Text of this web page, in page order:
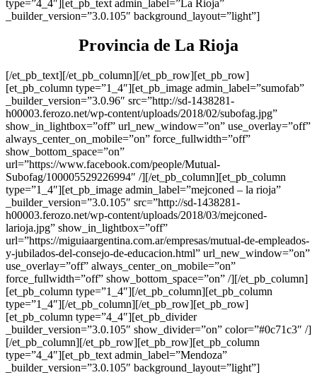
type=”4_4″][et_pb_text admin_label=”La Rioja”
_builder_version=”3.0.105″ background_layout=”light”]
Provincia de La Rioja
[/et_pb_text][/et_pb_column][/et_pb_row][et_pb_row]
[et_pb_column type=”1_4″][et_pb_image admin_label=”sumofab”
_builder_version=”3.0.96″ src=”http://sd-1438281-
h00003.ferozo.net/wp-content/uploads/2018/02/subofag.jpg”
show_in_lightbox=”off” url_new_window=”on” use_overlay=”off”
always_center_on_mobile=”on” force_fullwidth=”off”
show_bottom_space=”on”
url=”https://www.facebook.com/people/Mutual-
Subofag/100005529226994″ /][/et_pb_column][et_pb_column
type=”1_4″][et_pb_image admin_label=”mejconed – la rioja”
_builder_version=”3.0.105″ src=”http://sd-1438281-
h00003.ferozo.net/wp-content/uploads/2018/03/mejconed-
larioja.jpg” show_in_lightbox=”off”
url=”https://miguiaargentina.com.ar/empresas/mutual-de-empleados-
y-jubilados-del-consejo-de-educacion.html” url_new_window=”on”
use_overlay=”off” always_center_on_mobile=”on”
force_fullwidth=”off” show_bottom_space=”on” /][/et_pb_column]
[et_pb_column type=”1_4″][/et_pb_column][et_pb_column
type=”1_4″][/et_pb_column][/et_pb_row][et_pb_row]
[et_pb_column type=”4_4″][et_pb_divider
_builder_version=”3.0.105″ show_divider=”on” color=”#0c71c3″ /]
[/et_pb_column][/et_pb_row][et_pb_row][et_pb_column
type=”4_4″][et_pb_text admin_label=”Mendoza”
_builder_version=”3.0.105″ background_layout=”light”]